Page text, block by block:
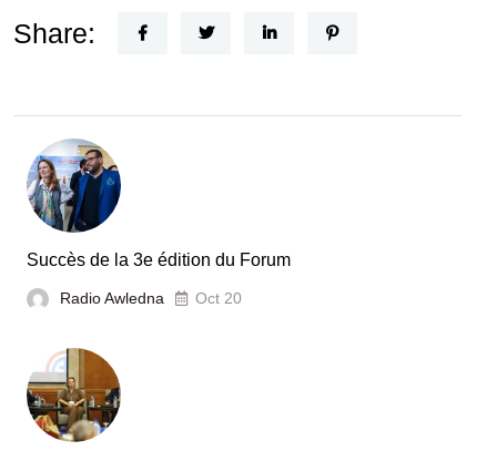
Nouvel
le
Tunisie
Share:
Succès de la 3e édition du Forum
Radio Awledna Oct 20